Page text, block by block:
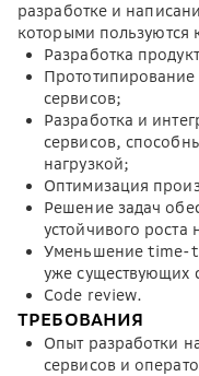
разработке и
которыми пользуются
Разработка
сервисов;
Разработка и
сервисов,
нагрузкой;
Оптимизация
Решение задач
устойчивого роста
Уменьшение time-
уже существующих
Code review.
ТРЕБОВАНИЯ
Опыт разработки
сервисов и